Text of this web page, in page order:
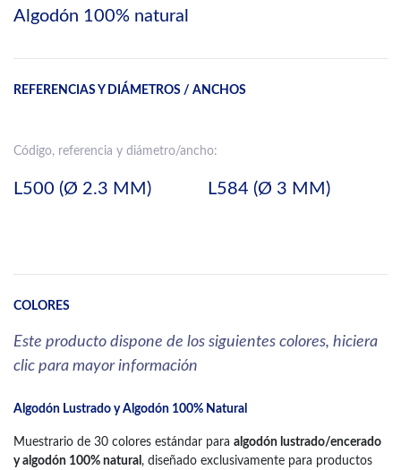
Algodón 100% natural
REFERENCIAS Y DIÁMETROS / ANCHOS
Código, referencia y diámetro/ancho:
L500 (Ø 2.3 MM) L584 (Ø 3 MM)
COLORES
Este producto dispone de los siguientes colores, hiciera
clic para mayor información
Algodón Lustrado y Algodón 100% Natural
Muestrario de 30 colores estándar para algodón lustrado/encerado
y algodón 100% natural , diseñado exclusivamente para productos